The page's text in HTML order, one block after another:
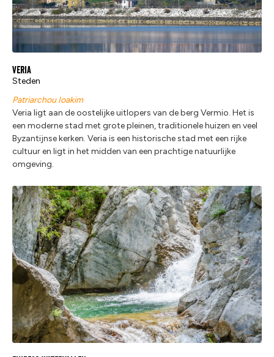
Veria
Steden
Patriarchou Ioakim
Veria ligt aan de oostelijke uitlopers van de berg Vermio. Het is
een moderne stad met grote pleinen, traditionele huizen en veel
Byzantijnse kerken. Veria is een historische stad met een rijke
cultuur en ligt in het midden van een prachtige natuurlijke
omgeving.